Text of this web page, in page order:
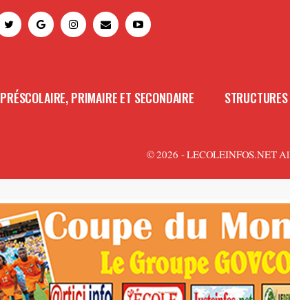
PRÉSCOLAIRE, PRIMAIRE ET SECONDAIRE
© 2026 - LECOLEINFOS.NET